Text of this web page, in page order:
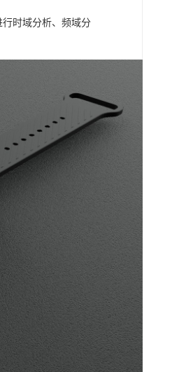
时域分析、频域分